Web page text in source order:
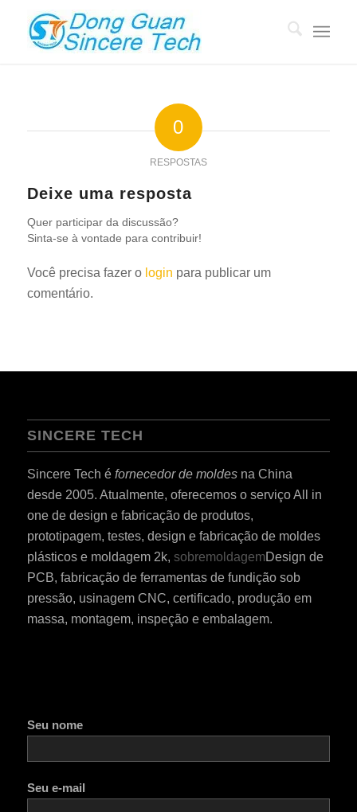
0
RESPOSTAS
Deixe uma resposta
Quer participar da discussão?
Sinta-se à vontade para contribuir!
Você precisa fazer o login para publicar um
comentário.
SINCERE TECH
Sincere Tech é fornecedor de moldesna China
desde 2005. Atualmente, oferecemos o serviço All in
one de design e fabricação de produtos,
prototipagem, testes, design e fabricação de moldes
plásticos e moldagem 2k, sobremoldagemDesign de
PCB, fabricação de ferramentas de fundição sob
pressão, usinagem CNC, certificado, produção em
massa, montagem, inspeção e embalagem.
Seu nome
Seu e-mail